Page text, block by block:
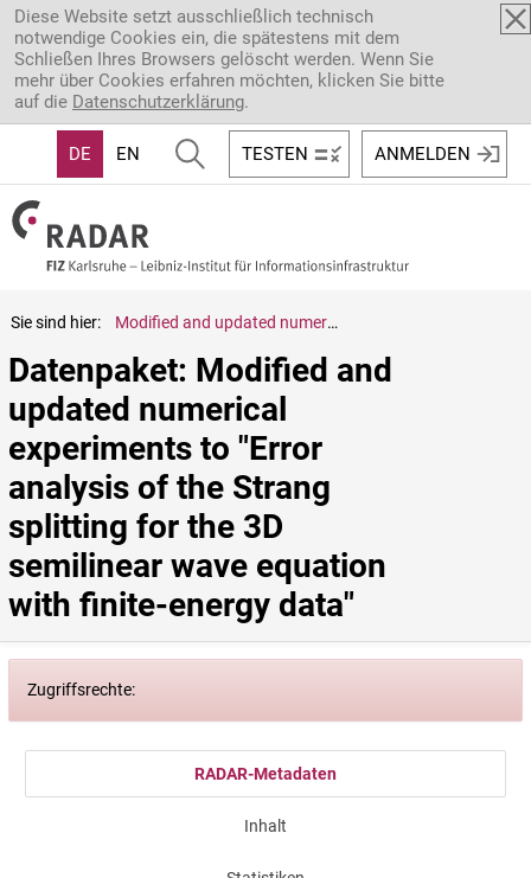
Direkt zum Inhalt
Diese Website setzt ausschließlich technisch
notwendige Cookies ein, die spätestens mit dem
Schließen Ihres Browsers gelöscht werden. Wenn Sie
mehr über Cookies erfahren möchten, klicken Sie bitte
auf die Datenschutzerklärung.
DE EN TESTEN ANMELDEN
Sie sind hier: Modified and updated numerical experiments to "Error analysis of the Strang splitting for the 3D semilinear wave equation with finite-energy data"
Datenpaket: Modified and
updated numerical
experiments to "Error
analysis of the Strang
splitting for the 3D
semilinear wave equation
with finite-energy data"
Zugriffsrechte:
RADAR-Metadaten
Inhalt